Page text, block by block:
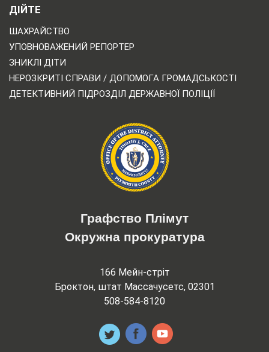
ДІЙТЕ
ШАХРАЙСТВО
УПОВНОВАЖЕНИЙ РЕПОРТЕР
ЗНИКЛІ ДІТИ
НЕРОЗКРИТІ СПРАВИ / ДОПОМОГА ГРОМАДСЬКОСТІ
ДЕТЕКТИВНИЙ ПІДРОЗДІЛ ДЕРЖАВНОЇ ПОЛІЦІЇ
Графство Плімут
Окружна прокуратура
166 Мейн-стріт
Броктон, штат Массачусетс, 02301
508-584-8120